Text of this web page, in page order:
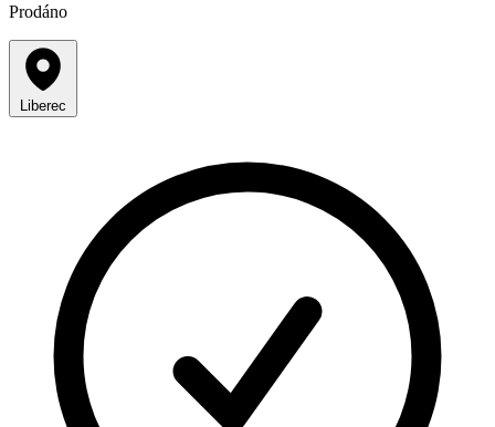
Prodáno
Liberec